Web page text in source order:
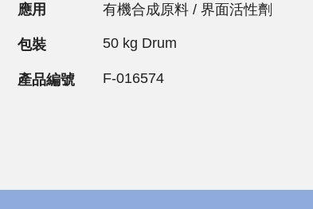
應用 有機合成原料 / 界面活性劑
包裝 50 kg Drum
產品編號 F-016574